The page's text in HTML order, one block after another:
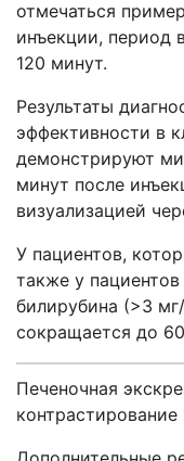
отмечаться
инъекции, период
120 минут.
Результаты
эффективности в
демонстрируют
минут после
визуализацией
У пациентов,
также у
билирубина (>3
сокращается до
Печеночная